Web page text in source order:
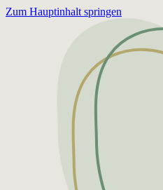
Zum Hauptinhalt springen